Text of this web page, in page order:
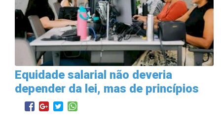
Equidade salarial não deveria
depender da lei, mas de princípios